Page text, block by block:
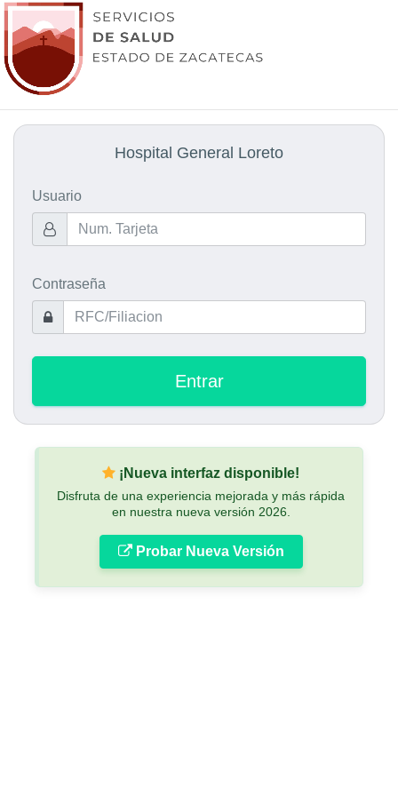
Hospital General Loreto
Usuario
Contraseña
¡Nueva interfaz disponible!
Disfruta de una experiencia mejorada y más rápida
en nuestra nueva versión 2026.
Probar Nueva Versión